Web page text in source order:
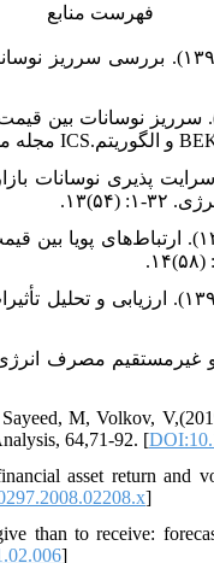
فهرست منابع
۱. [۱] بت شکن، محمدهاشم و محسنی،
[۲] سفیدبخت، الهه و رنجبر، محمدحسین
رضاقلی‌زاده، مهدیه و آقایی،
۴. [۴] فطرس، محمدحسن و هوشیدری،
۵. [۵] صادقی شاهدانی، مهدی و
M, Volkov,
64,71-92. [
asset return and
]
than to receive:
]